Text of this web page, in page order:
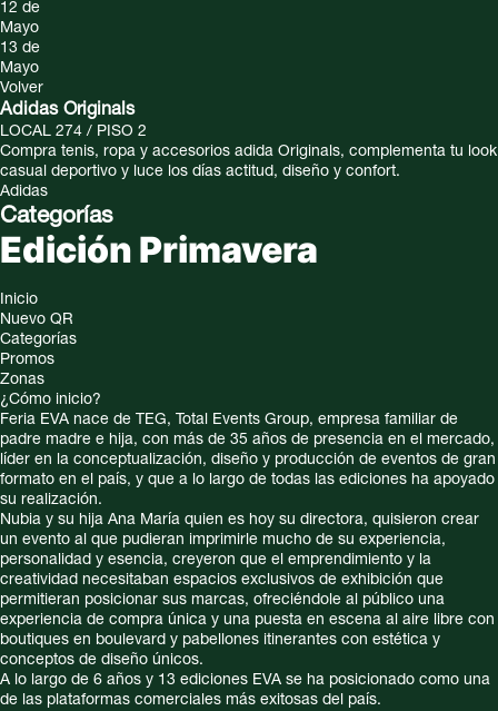
12 de
Mayo
13 de
Mayo
Volver
Adidas Originals
LOCAL 274 / PISO 2
Compra tenis, ropa y accesorios adida Originals, complementa tu look
casual deportivo y luce los días actitud, diseño y confort.
Adidas
Categorías
Edición Primavera
Inicio
Nuevo QR
Categorías
Promos
Zonas
¿Cómo inicio?
Feria EVA nace de TEG, Total Events Group, empresa familiar de
padre madre e hija, con más de 35 años de presencia en el mercado,
líder en la conceptualización, diseño y producción de eventos de gran
formato en el país, y que a lo largo de todas las ediciones ha apoyado
su realización.
Nubia y su hija Ana María quien es hoy su directora, quisieron crear
un evento al que pudieran imprimirle mucho de su experiencia,
personalidad y esencia, creyeron que el emprendimiento y la
creatividad necesitaban espacios exclusivos de exhibición que
permitieran posicionar sus marcas, ofreciéndole al público una
experiencia de compra única y una puesta en escena al aire libre con
boutiques en boulevard y pabellones itinerantes con estética y
conceptos de diseño únicos.
A lo largo de 6 años y 13 ediciones EVA se ha posicionado como una
de las plataformas comerciales más exitosas del país.